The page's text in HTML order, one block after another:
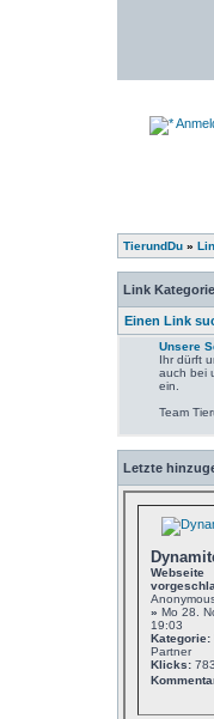
TierundDu »
Link
Einen Link
Unsere
Ihr dürft
auch bei
ein.
Team
Letzte
Webseite
» Mo 28.
19:03
Kategorie:
Partner
Klicks: 783